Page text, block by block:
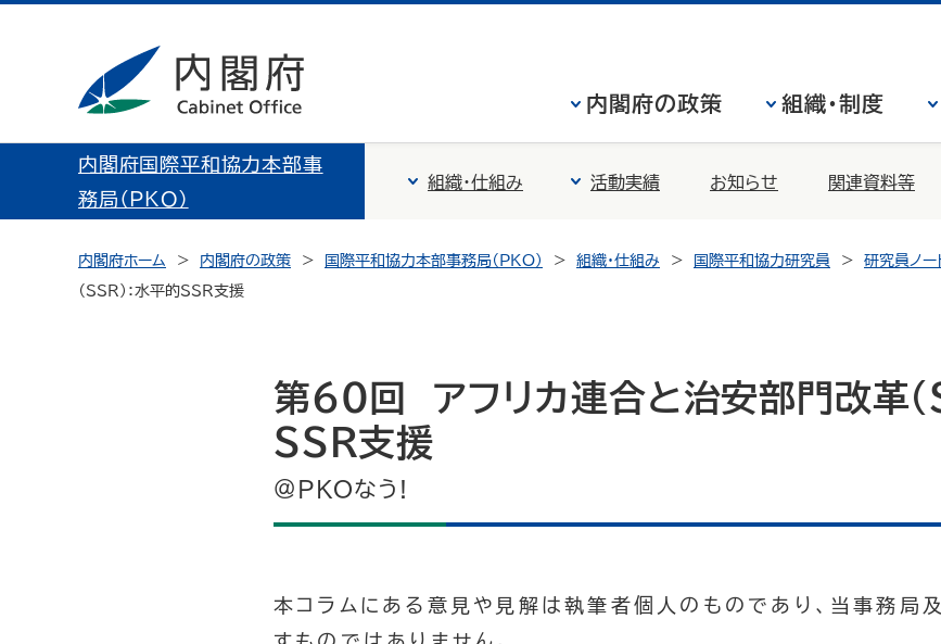
内閣府の政策 組織・制度
内閣府国際平和協力本部事
務局（PKO）
組織・仕組み 活動実績 お知らせ 関連資料等
内閣府ホーム 内閣府の政策 国際平和協力本部事務局（PKO） 組織・仕組み 国際平和協力研究員 研究員ノー
（SSR）：水平的SSR支援
第60回 アフリカ連合と治安部門改革（
SSR支援
@PKOなう!
本コラムにある意見や見解は執筆者個人のものであり、当事務局